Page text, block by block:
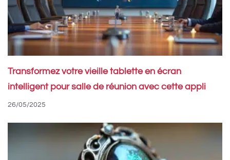
Transformez votre vieille tablette en écran
intelligent pour salle de réunion avec cette appli
26/05/2025